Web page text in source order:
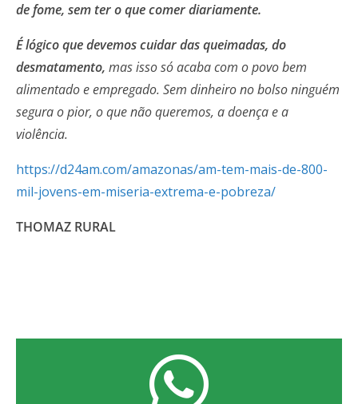
de fome, sem ter o que comer diariamente.
É lógico que devemos cuidar das queimadas, do
desmatamento, mas isso só acaba com o povo bem
alimentado e empregado. Sem dinheiro no bolso ninguém
segura o pior, o que não queremos, a doença e a
violência.
https://d24am.com/amazonas/am-tem-mais-de-800-
mil-jovens-em-miseria-extrema-e-pobreza/
THOMAZ RURAL